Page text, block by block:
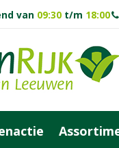
van 09:30 t/m 18:00